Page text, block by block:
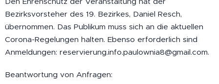
Bezirksvorsteher des 19. Bezirkes, Daniel Resch,
übernommen. Das Publikum muss sich an die aktuellen
Corona-Regelungen halten. Ebenso erforderlich sind
Anmeldungen: reservierung.info.paulownia8@gmail.com.
Beantwortung von Anfragen: